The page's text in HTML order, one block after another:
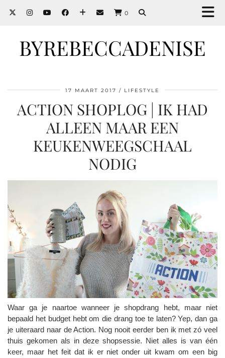
0
BYREBECCADENISE
17 MAART 2017 LIFESTYLE
ACTION SHOPLOG | IK HAD
ALLEEN MAAR EEN
KEUKENWEEGSCHAAL
NODIG
Waar ga je naartoe wanneer je shopdrang hebt, maar niet
bepaald het budget hebt om die drang toe te laten? Yep, dan ga
je uiteraard naar de Action. Nog nooit eerder ben ik met zó veel
thuis gekomen als in deze shopsessie. Niet alles is van één
keer, maar het feit dat ik er niet onder uit kwam om een big